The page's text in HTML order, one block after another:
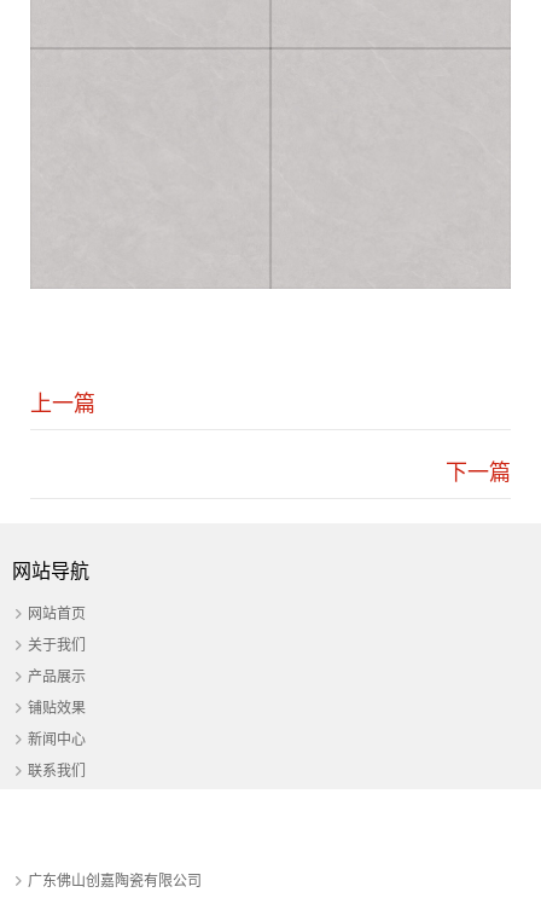
上一篇
下一篇
网站导航
网站首页
关于我们
产品展示
铺贴效果
新闻中心
联系我们
广东佛山创嘉陶瓷有限公司